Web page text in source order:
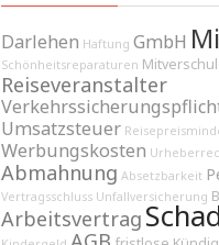
Darlehen Haftung GmbH
Schönheitsreparaturen
Reiseveranstalter
Umsatzsteuer
Werbungskosten
Abmahnung Absetzbarkeit
Vertragsschluss Unfallversicherung
Arbeitsvertrag